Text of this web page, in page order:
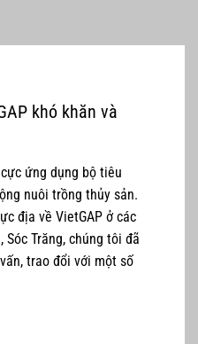
khó khăn và
ứng dụng bộ tiêu
nuôi trồng thủy sản.
địa về VietGAP ở các
Trăng, chúng tôi đã
trao đổi với một số